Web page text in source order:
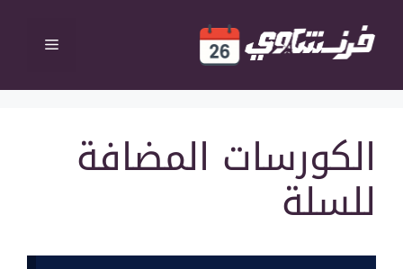
المحتوى القائمة
الكورسات المضافة
للسلة